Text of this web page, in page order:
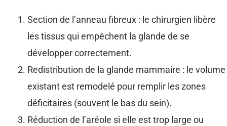
Section de l’anneau fibreux : le chirurgien libère
les tissus qui empêchent la glande de se
développer correctement.
Redistribution de la glande mammaire : le volume
existant est remodelé pour remplir les zones
déficitaires (souvent le bas du sein).
Réduction de l’aréole si elle est trop large ou